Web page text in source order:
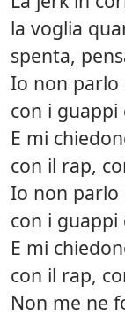
la voglia
spenta,
Io non parlo
con i guappi
E mi
con il rap,
Io non parlo
con i guappi
E mi
con il rap,
Non me ne